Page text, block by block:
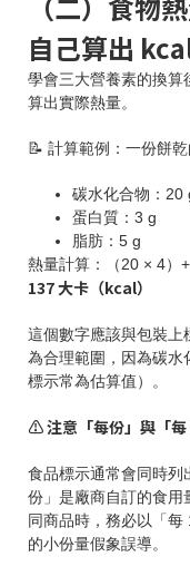
自己算出
學會三大營養素的換算
算出實際熱量。
📝 計算範例：一份餅
碳水化合物：20
蛋白質：3 g
脂肪：5 g
熱量計算：（20 × 4）
137 大卡（kcal）
這個數字應該與包裝上
為合理範圍，因為碳水
標示常為估算值）。
⚠️ 注意「每份」與「每
食品標示通常會同時
份」是廠商自訂的食用
同商品時，務必以「每
的小份量假象誤導。